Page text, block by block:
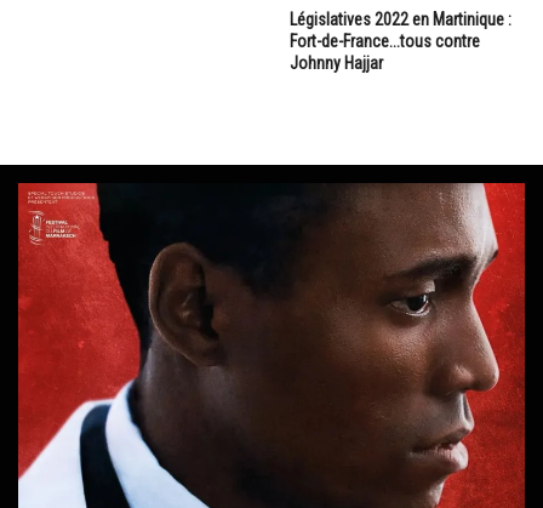
Législatives 2022 en Martinique :
Fort-de-France...tous contre
Johnny Hajjar